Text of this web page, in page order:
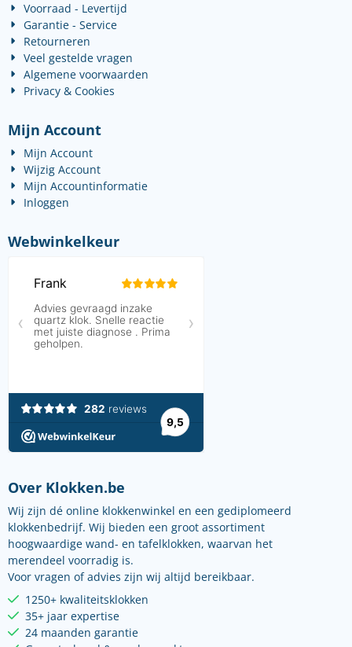
Voorraad - Levertijd
Garantie - Service
Retourneren
Veel gestelde vragen
Algemene voorwaarden
Privacy & Cookies
Mijn Account
Mijn Account
Wijzig Account
Mijn Accountinformatie
Inloggen
Webwinkelkeur
Over Klokken.be
Wij zijn dé online klokkenwinkel en een gediplomeerd
klokkenbedrijf. Wij bieden een groot assortiment
hoogwaardige wand- en tafelklokken, waarvan het
merendeel voorradig is.
Voor vragen of advies zijn wij altijd bereikbaar.
1250+ kwaliteitsklokken
35+ jaar expertise
24 maanden garantie